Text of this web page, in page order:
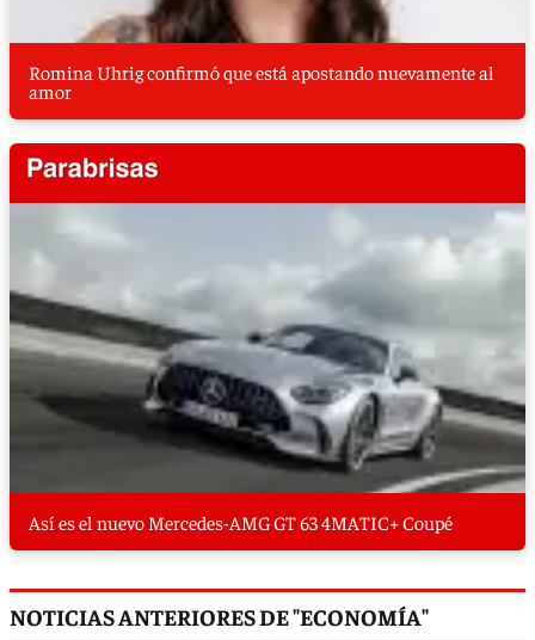
Romina Uhrig confirmó que está apostando nuevamente al
amor
Así es el nuevo Mercedes-AMG GT 63 4MATIC+ Coupé
NOTICIAS ANTERIORES DE "ECONOMÍA"